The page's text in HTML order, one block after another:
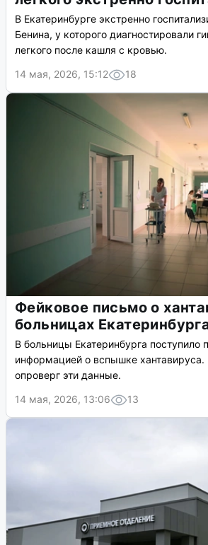
В Екатеринбурге экстренно
Бенина, у которого диагностировали
легкого после кашля с кровью.
14 мая, 2026, 15:12
18
Фейковое письмо о
больницах
В больницы Екатеринбурга поступило
информацией о вспышке
опроверг эти данные.
14 мая, 2026, 13:06
13